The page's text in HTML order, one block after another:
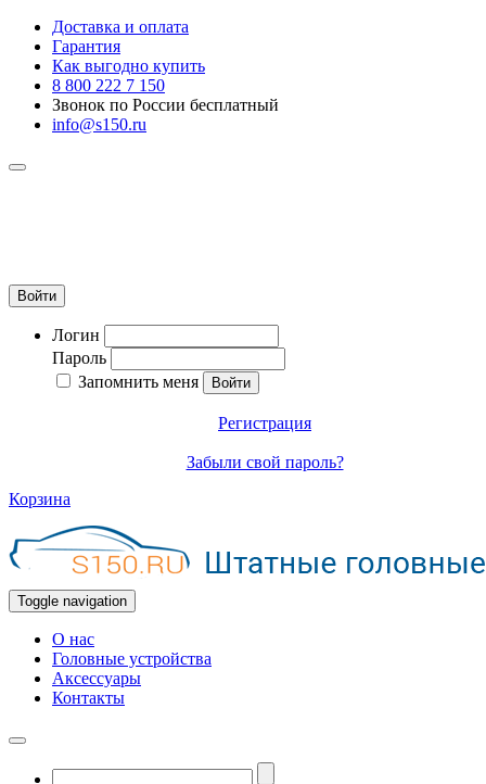
Доставка и оплата
Гарантия
Как выгодно купить
8 800 222 7 150
Звонок по России бесплатный
info@s150.ru
Войти
Логин
Пароль
Запомнить меня
Регистрация
Забыли свой пароль?
Корзина
Toggle navigation
О нас
Головные устройства
Аксессуары
Контакты